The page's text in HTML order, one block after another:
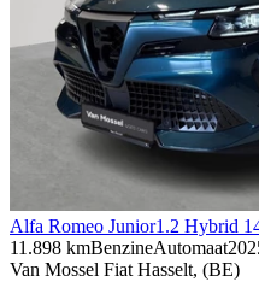
Alfa Romeo Junior1.2 Hybrid
11.898 kmBenzineAutomaat
Van Mossel Fiat Hasselt, (BE)